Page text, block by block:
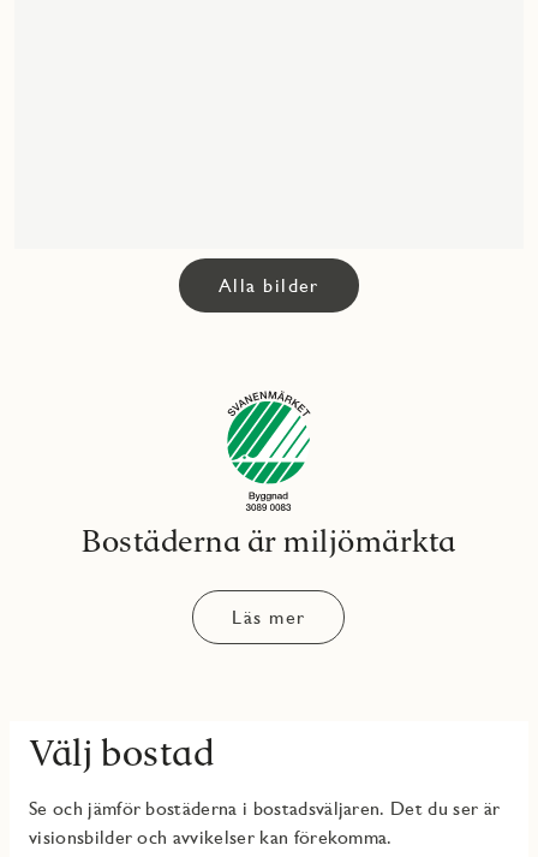
Alla bilder
Bostäderna är miljömärkta
Läs mer
Välj bostad
Se och jämför bostäderna i bostadsväljaren. Det du ser är
visionsbilder och avvikelser kan förekomma.